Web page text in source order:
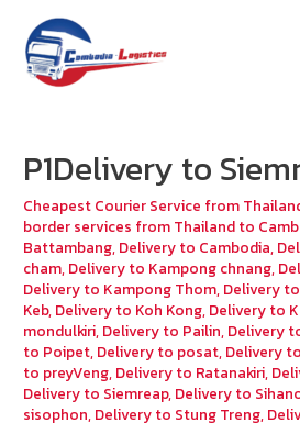
P1Delivery to
Cheapest Courier Service from
border services from Thailand to
Battambang, Delivery to Cambodia,
cham, Delivery to Kampong chnang,
Delivery to Kampong Thom, Delivery
Keb, Delivery to Koh Kong, Delivery to
mondulkiri, Delivery to Pailin, Delivery
to Poipet, Delivery to posat, Delivery
to preyVeng, Delivery to Ratanakiri,
Delivery to Siemreap, Delivery to
sisophon, Delivery to Stung Treng,